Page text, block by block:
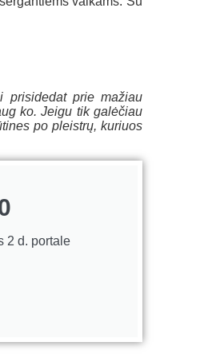
prisidedat prie mažiau
ko. Jeigu tik galėčiau
po pleistrų, kuriuos
2 d. portale